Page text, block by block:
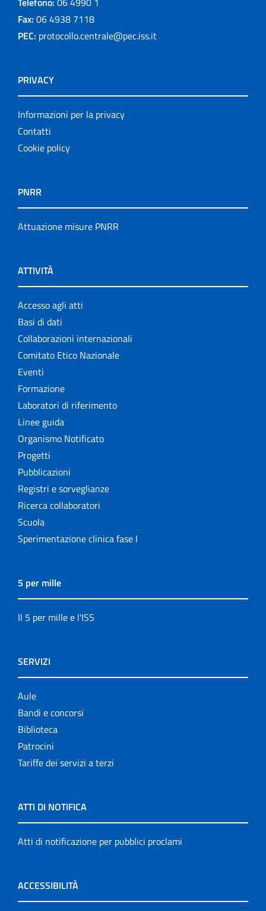
Fax: 06 4938 7118
PEC: protocollo.centrale@pec.iss.it
PRIVACY
Informazioni per la privacy
Contatti
Cookie policy
PNRR
Attuazione misure PNRR
ATTIVITÀ
Accesso agli atti
Basi di dati
Collaborazioni internazionali
Comitato Etico Nazionale
Eventi
Formazione
Laboratori di riferimento
Linee guida
Organismo Notificato
Progetti
Pubblicazioni
Registri e sorveglianze
Ricerca collaboratori
Scuola
Sperimentazione clinica fase I
5 per mille
Il 5 per mille e l'ISS
SERVIZI
Aule
Bandi e concorsi
Biblioteca
Patrocini
Tariffe dei servizi a terzi
ATTI DI NOTIFICA
Atti di notificazione per pubblici proclami
ACCESSIBILITÀ